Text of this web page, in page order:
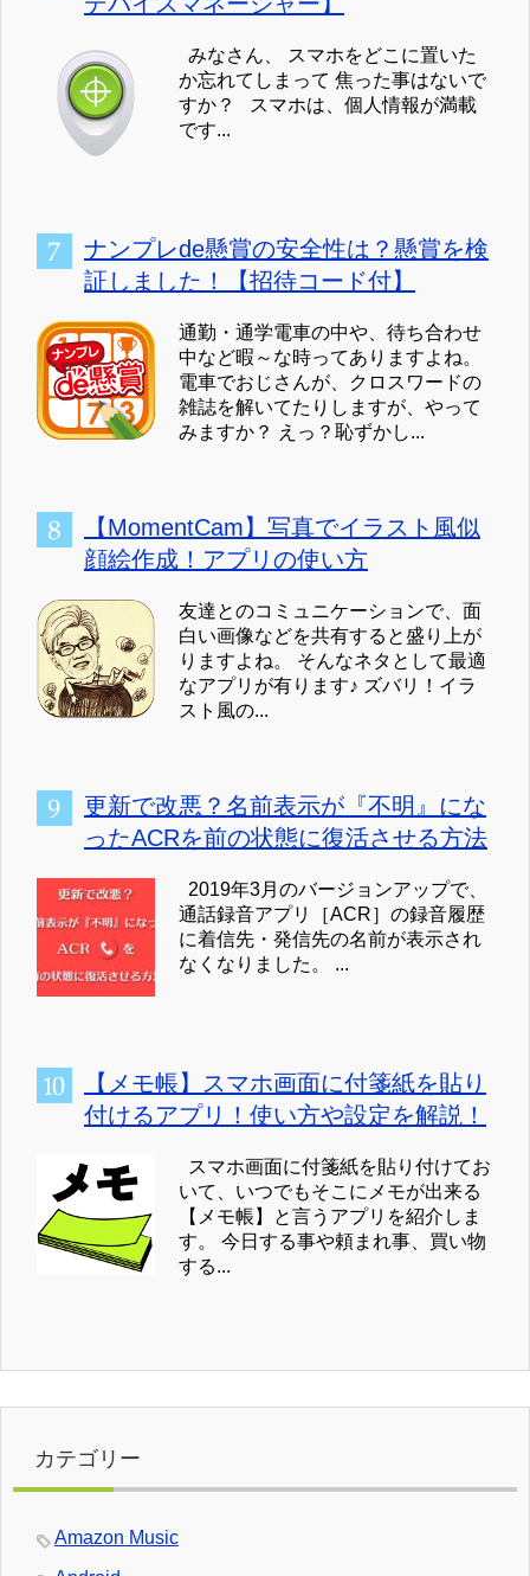
みなさん、 スマホをどこに置いた
か忘れてしまって 焦った事はないで
すか？ スマホは、個人情報が満載
です...
ナンプレde懸賞の安全性は？懸賞を検
証しました！【招待コード付】
通勤・通学電車の中や、待ち合わせ
中など暇～な時ってありますよね。
電車でおじさんが、クロスワードの
雑誌を解いてたりしますが、やって
みますか？ えっ？恥ずかし...
【MomentCam】写真でイラスト風似
顔絵作成！アプリの使い方
友達とのコミュニケーションで、面
白い画像などを共有すると盛り上が
りますよね。 そんなネタとして最適
なアプリが有ります♪ ズバリ！イラ
スト風の...
更新で改悪？名前表示が『不明』にな
ったACRを前の状態に復活させる方法
2019年3月のバージョンアップで、
通話録音アプリ［ACR］の録音履歴
に着信先・発信先の名前が表示され
なくなりました。 ...
【メモ帳】スマホ画面に付箋紙を貼り
付けるアプリ！使い方や設定を解説！
スマホ画面に付箋紙を貼り付けてお
いて、いつでもそこにメモが出来る
【メモ帳】と言うアプリを紹介しま
す。 今日する事や頼まれ事、買い物
する...
カテゴリー
Amazon Music